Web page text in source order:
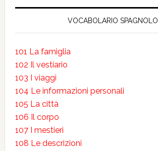
VOCABOLARIO SPAGNOLO
101 La famiglia
102 Il vestiario
103 I viaggi
104 Le informazioni personali
105 La città
106 Il corpo
107 I mestieri
108 Le descrizioni